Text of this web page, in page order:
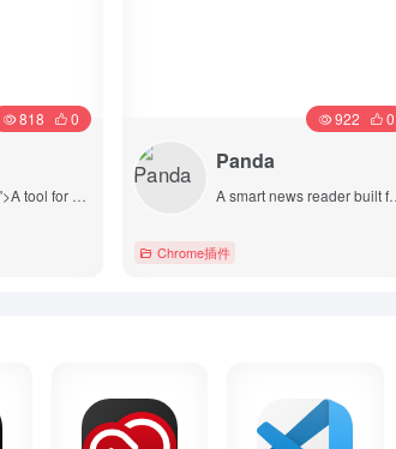
overflowClip_2">A tool for developing responsive websites crazy-fast
818 0
Panda
A smart news
922 0
Chrome插件